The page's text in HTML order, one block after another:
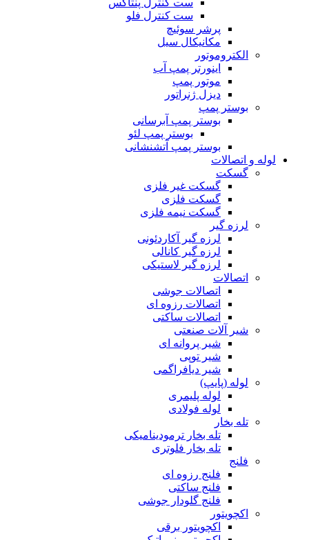
ست کنترل فلو
پرشر سوئیچ
مکانیکال سیل
الکتروموتور
اینورتر پمپ آب
موتور پمپ
دیزل ژنراتور
بوستر پمپ
بوستر پمپ آبرسانی
بوستر پمپ لئو
بوستر پمپ آتشنشانی
لوله و اتصالات
گسکت
گسکت غیر فلزی
گسکت فلزی
گسکت نیمه فلزی
لرزه گیر
لرزه گیر آکاردئونی
لرزه گیر کانالی
لرزه گیر لاستیکی
اتصالات
اتصالات جوشی
اتصالات رزوه ای
اتصالات ساکتی
شیر آلات صنعتی
شیر پروانه ای
شیر توپی
شیر دیافراگمی
لوله (پایپ)
لوله پلیمری
لوله فولادی
تله بخار
تله بخار ترمودینامیکی
تله بخار فلوتری
فلنج
فلنج رزوه ای
فلنج ساکتی
فلنج گلودار جوشی
اکچویتور
اکچویتور برقی